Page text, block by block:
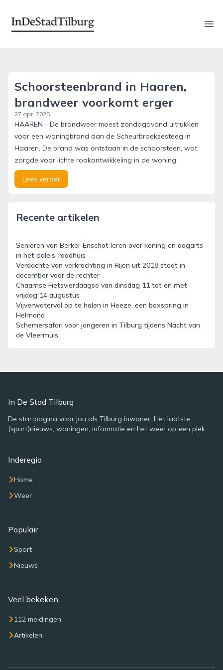
indestadtilburg.nl
Schoorsteenbrand in Haaren,
brandweer voorkomt erger
27 apr. 2025
HAAREN - De brandweer moest zondagavond uitrukken
voor een woningbrand aan de Scheurbroeksesteeg in
Haaren. De brand was ontstaan in de schoorsteen, wat
zorgde voor lichte rookontwikkeling in de woning.
Lees verder
Recente artikelen
Senioren van Berkel-Enschot leren over koning en oogarts
in het paleis-raadhuis
Verdachte van verkrachting in Rijen uit 2018 staat in
december voor de rechter
Chaamse Fietsvierdaagse van dinsdag 11 tot en met
vrijdag 14 augustus
Vijverwaterval op te halen in Heeze, een boxspring in
Helmond
Schemersafari voor jongeren in Tilburg tijdens Nacht van
de Vleermuis
In De Stad Tilburg
De startpagina voor jou als Tilburg inwoner. Het laatste
(sport)nieuws, woningen, informatie en het weer op een plek.
Inderegio
Home
Weer
Populair
Sport
Nieuws
Veel bekeken
112 meldingen
Artikelen